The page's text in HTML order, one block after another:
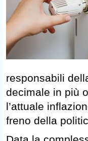
responsabili
decimale in più
l’attuale
freno della